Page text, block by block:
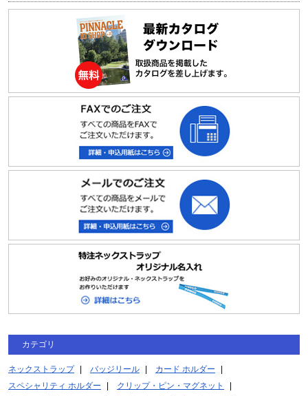
カテゴリ
ネックストラップ バッジリール
カード ホルダー
スペシャリティ ホルダー
クリップ・ピン・マグネット